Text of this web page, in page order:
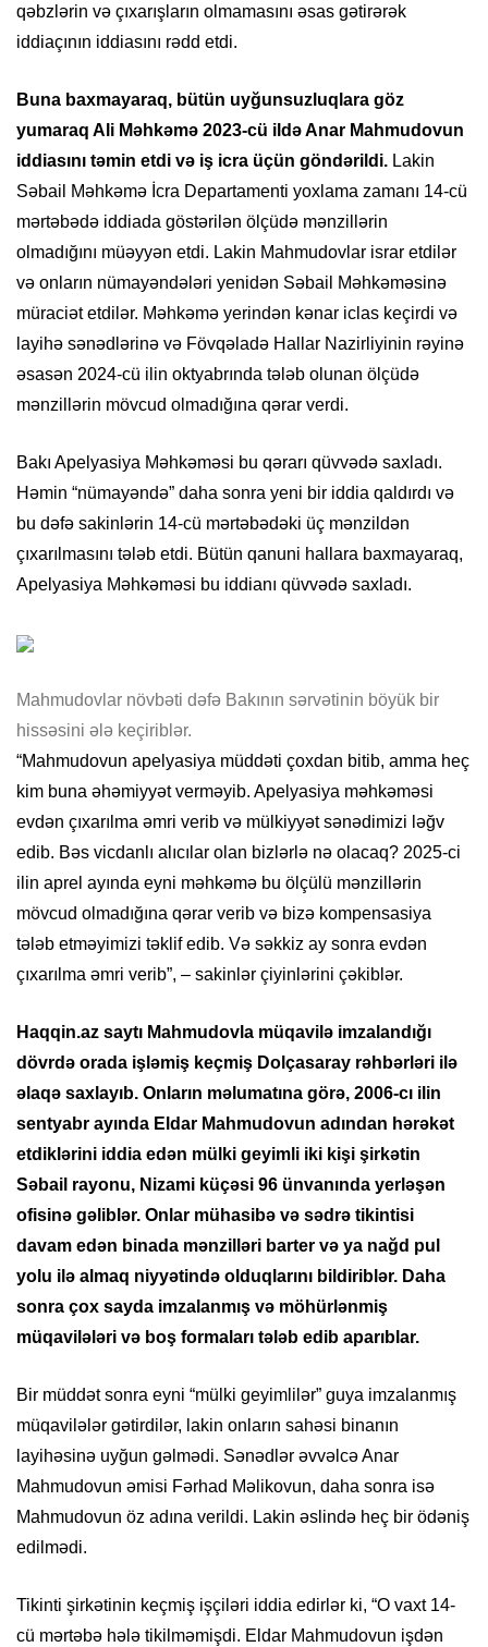
qəbzlərin və çıxarışların olmamasını əsas gətirərək
iddiaçının iddiasını rədd etdi.
Buna baxmayaraq, bütün uyğunsuzluqlara göz
yumaraq Ali Məhkəmə 2023-cü ildə Anar Mahmudovun
iddiasını təmin etdi və iş icra üçün göndərildi. Lakin
Səbail Məhkəmə İcra Departamenti yoxlama zamanı 14-cü
mərtəbədə iddiada göstərilən ölçüdə mənzillərin
olmadığını müəyyən etdi. Lakin Mahmudovlar israr etdilər
və onların nümayəndələri yenidən Səbail Məhkəməsinə
müraciət etdilər. Məhkəmə yerindən kənar iclas keçirdi və
layihə sənədlərinə və Fövqəladə Hallar Nazirliyinin rəyinə
əsasən 2024-cü ilin oktyabrında tələb olunan ölçüdə
mənzillərin mövcud olmadığına qərar verdi.
Bakı Apelyasiya Məhkəməsi bu qərarı qüvvədə saxladı.
Həmin “nümayəndə” daha sonra yeni bir iddia qaldırdı və
bu dəfə sakinlərin 14-cü mərtəbədəki üç mənzildən
çıxarılmasını tələb etdi. Bütün qanuni hallara baxmayaraq,
Apelyasiya Məhkəməsi bu iddianı qüvvədə saxladı.
Mahmudovlar növbəti dəfə Bakının sərvətinin böyük bir
hissəsini ələ keçiriblər.
“Mahmudovun apelyasiya müddəti çoxdan bitib, amma heç
kim buna əhəmiyyət verməyib. Apelyasiya məhkəməsi
evdən çıxarılma əmri verib və mülkiyyət sənədimizi ləğv
edib. Bəs vicdanlı alıcılar olan bizlərlə nə olacaq? 2025-ci
ilin aprel ayında eyni məhkəmə bu ölçülü mənzillərin
mövcud olmadığına qərar verib və bizə kompensasiya
tələb etməyimizi təklif edib. Və səkkiz ay sonra evdən
çıxarılma əmri verib”, – sakinlər çiyinlərini çəkiblər.
Haqqin.az saytı Mahmudovla müqavilə imzalandığı
dövrdə orada işləmiş keçmiş Dolçasaray rəhbərləri ilə
əlaqə saxlayıb. Onların məlumatına görə, 2006-cı ilin
sentyabr ayında Eldar Mahmudovun adından hərəkət
etdiklərini iddia edən mülki geyimli iki kişi şirkətin
Səbail rayonu, Nizami küçəsi 96 ünvanında yerləşən
ofisinə gəliblər. Onlar mühasibə və sədrə tikintisi
davam edən binada mənzilləri barter və ya nağd pul
yolu ilə almaq niyyətində olduqlarını bildiriblər. Daha
sonra çox sayda imzalanmış və möhürlənmiş
müqavilələri və boş formaları tələb edib aparıblar.
Bir müddət sonra eyni “mülki geyimlilər” guya imzalanmış
müqavilələr gətirdilər, lakin onların sahəsi binanın
layihəsinə uyğun gəlmədi. Sənədlər əvvəlcə Anar
Mahmudovun əmisi Fərhad Məlikovun, daha sonra isə
Mahmudovun öz adına verildi. Lakin əslində heç bir ödəniş
edilmədi.
Tikinti şirkətinin keçmiş işçiləri iddia edirlər ki, “O vaxt 14-
cü mərtəbə hələ tikilməmişdi. Eldar Mahmudovun işdən